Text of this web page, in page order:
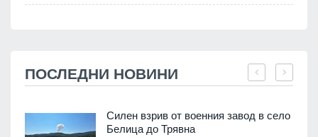
ПОСЛЕДНИ НОВИНИ
Силен взрив от военния завод в село
Белица до Трявна